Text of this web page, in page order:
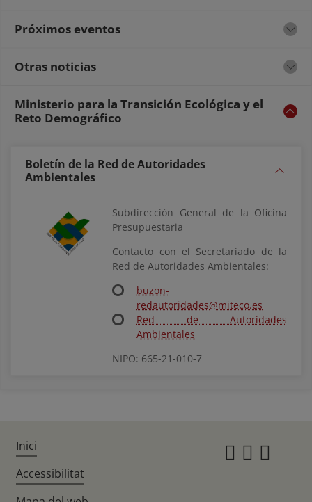
Próximos eventos
Otras noticias
Ministerio para la Transición Ecológica y el
Reto Demográfico
Boletín de la Red de Autoridades
Ambientales
Subdirección General de la Oficina
Presupuestaria
Contacto con el Secretariado de la
Red de Autoridades Ambientales:
buzon-
redautoridades@miteco.es
Red de Autoridades
Ambientales
NIPO: 665-21-010-7
Inici
Accessibilitat